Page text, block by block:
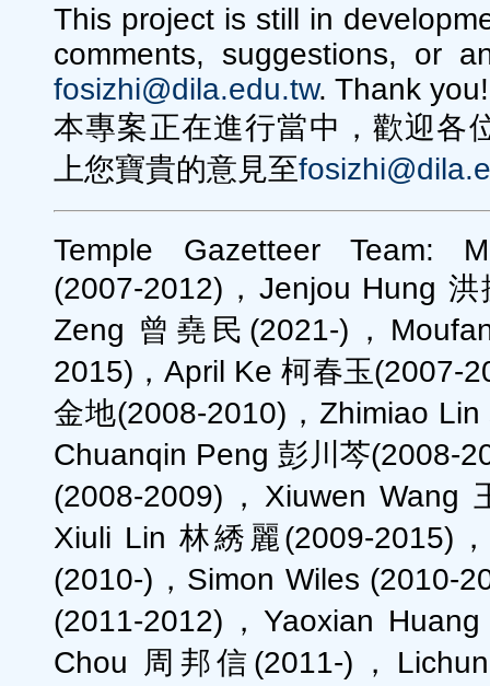
This project is still in
comments, suggestions, or
fosizhi@dila.edu.tw. Thank you!
本專案正在進行當中，歡迎各
上您寶貴的意見至
Temple Gazetteer Team:
(2007-2012)，Jenjou Hung
Zeng 曾堯民(2021-)，
2015)，April Ke 柯春玉(2007-
金地(2008-2010)，Zhimiao
Chuanqin Peng 彭川芩(2008-
(2008-2009)，Xiuwen Wang
Xiuli Lin 林綉麗(2009-2015)
(2010-)，Simon Wiles (2010-
(2011-2012)，Yaoxian
Chou 周邦信(2011-)，